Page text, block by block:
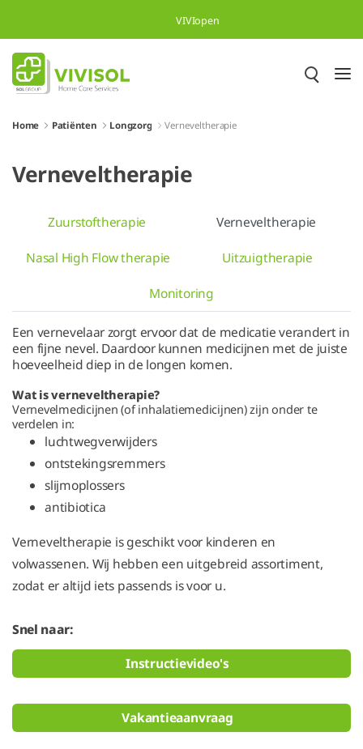
VIVIopen
Home Patiënten Longzorg Verneveltherapie
Verneveltherapie
Zuurstoftherapie
Verneveltherapie
Nasal High Flow therapie
Uitzuigtherapie
Monitoring
Een vernevelaar zorgt ervoor dat de medicatie verandert in
een fijne nevel. Daardoor kunnen medicijnen met de juiste
hoeveelheid diep in de longen komen.
Wat is verneveltherapie?
Vernevelmedicijnen (of inhalatiemedicijnen) zijn onder te
verdelen in:
luchtwegverwijders
ontstekingsremmers
slijmoplossers
antibiotica
Verneveltherapie is geschikt voor kinderen en
volwassenen. Wij hebben een uitgebreid assortiment,
zodat er altijd iets passends is voor u.
Snel naar:
Instructievideo's
Vakantieaanvraag